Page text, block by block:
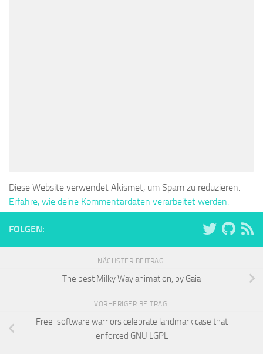
Diese Website verwendet Akismet, um Spam zu reduzieren.
Erfahre, wie deine Kommentardaten verarbeitet werden.
FOLGEN:
NÄCHSTER BEITRAG
The best Milky Way animation, by Gaia
VORHERIGER BEITRAG
Free-software warriors celebrate landmark case that
enforced GNU LGPL